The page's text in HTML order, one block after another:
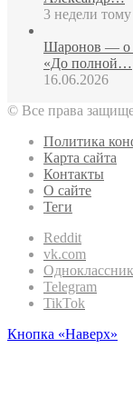
3 недели тому
Шаронов — о
«До полной…
16.06.2026
© Все права
Политика
Карта сайта
Контакты
О сайте
Теги
Reddit
vk.com
Telegram
TikTok
Кнопка «Наверх»